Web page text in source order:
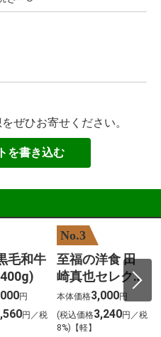
ぜひお寄せください。
を書き込む
毛和牛
円
円／税
No.3
至福の洋食 田
崎真也セレクシ
ョン(12個)
本体価格3,000円
(税込価格3,240円／税
8%)【軽】